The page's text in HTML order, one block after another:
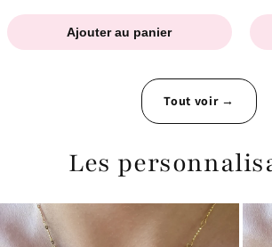
Ajouter au panier
Tout voir →
Les